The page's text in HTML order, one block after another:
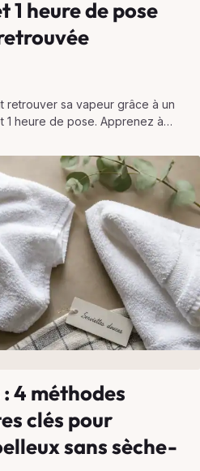
1 heure de pose
retrouver sa vapeur grâce à un
1 heure de pose. Apprenez à
4 méthodes
clés pour
sans sèche-